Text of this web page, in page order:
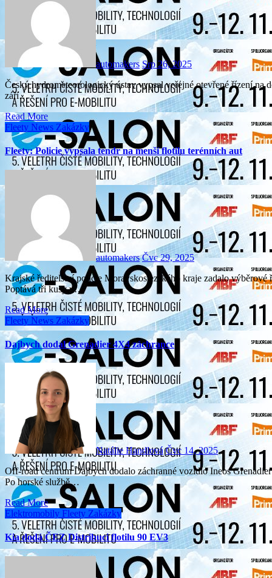
automakers Srp 26, 2025
Český hydrometeorologický ústav vypsal veřejné otevřené řízení na dodávku dvanácti osobních aut. Nabídky se podávají do 18.
září…
Read More
Fleety News Zakázky
Fleety: Policie vypsala tendr na menší flotilu terénních aut
automakers Čvc 29, 2025
Krajské ředitelství policie Moravskoslezského kraje zadalo výběrové řízení na menší flotilu osobních terénních automobilů.
Poptává tři kusy v…
Read More
Fleety News Zakázky
Dajbych dodal Grenadier 4X4 záchrance
Natálie Handlová Čvc 14, 2025
Off-road centrum Dajbych dodalo záchranné vozidlo Ineos Grenadier 4x4 zdravotnické záchranné službě hlavního města Prahy.
Po horské službě…
Read More
Elektromobily Fleety Zakázky
Kia dodá ČEZ Distribuci flotilu 90 EV3